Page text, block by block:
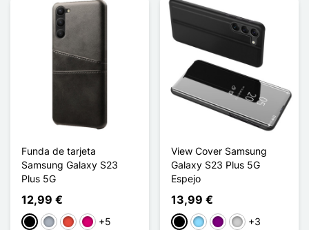
Funda de tarjeta
Samsung Galaxy S23
Plus 5G
12,99 €
NegroGris RojoMagenta
+5
View Cover Samsung
Galaxy S23 Plus 5G
Espejo
13,99 €
NegroAzul claro
Púrpura
Plata+3